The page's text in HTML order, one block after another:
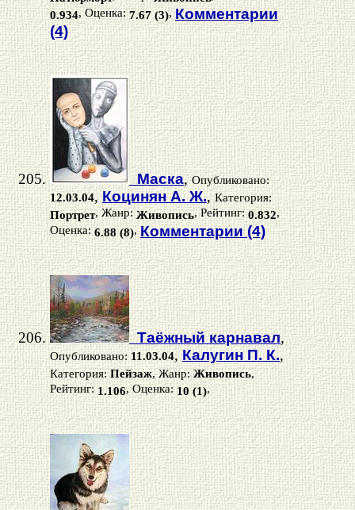
0.934, Оценка:7.67 (3),Комментарии
(4)
Маска,Опубликовано:
12.03.04,Коцинян А. Ж.,Категория:
Портрет, Жанр:Живопись, Рейтинг:0.832,
Оценка:6.88 (8),Комментарии (4)
Таёжный карнавал,
Опубликовано: 11.03.04,Калугин П. К.,
Категория:Пейзаж, Жанр:Живопись,
Рейтинг:1.106, Оценка:10 (1),